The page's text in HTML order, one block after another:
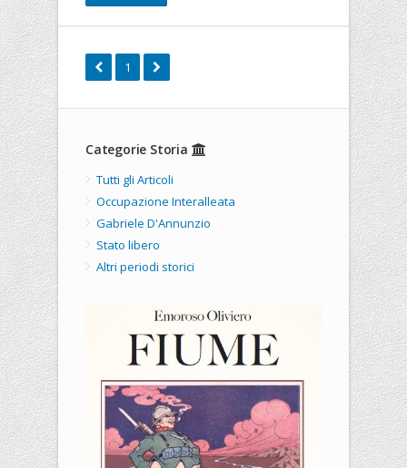
1
Categorie Storia
Tutti gli Articoli
Occupazione Interalleata
Gabriele D'Annunzio
Stato libero
Altri periodi storici